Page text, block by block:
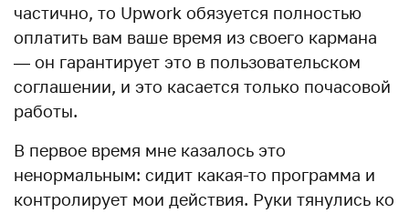
частично, то Upwork обязуется полностью
оплатить вам ваше время из своего кармана
— он гарантирует это в пользовательском
соглашении, и это касается только почасовой
работы.
В первое время мне казалось это
ненормальным: сидит какая-то программа и
контролирует мои действия. Руки тянулись ко